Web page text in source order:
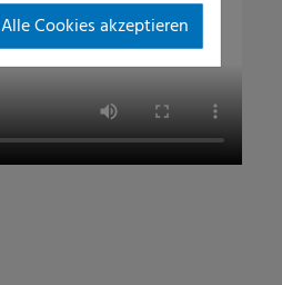
Alle Cookies akzeptieren